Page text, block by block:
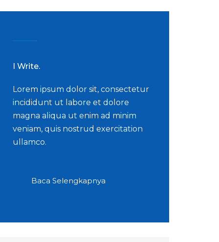
I Write.
Lorem ipsum dolor sit, consectetur
incididunt ut labore et dolore
magna aliqua ut enim ad minim
veniam, quis nostrud exercitation
ullamco.
Baca Selengkapnya